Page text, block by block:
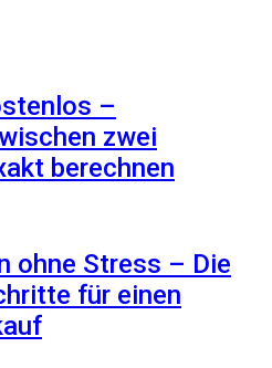
–
zwei
berechnen
ohne Stress – Die
für einen